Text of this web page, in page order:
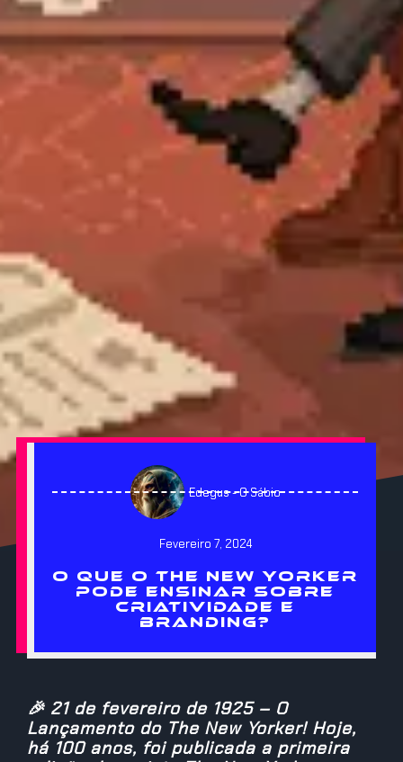
Edegus - O Sábio
Fevereiro 7, 2024
O QUE O THE NEW YORKER
PODE ENSINAR SOBRE
CRIATIVIDADE E
BRANDING?
🎉 21 de fevereiro de 1925 – O
Lançamento do The New Yorker! Hoje,
há 100 anos, foi publicada a primeira